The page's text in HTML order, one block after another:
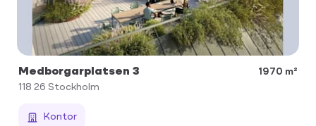
Medborgarplatsen 3
1970 m²
118 26 Stockholm
Kontor